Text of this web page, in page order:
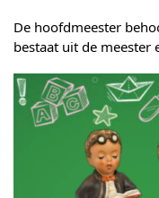
De hoofdmeester
bestaat uit de meester